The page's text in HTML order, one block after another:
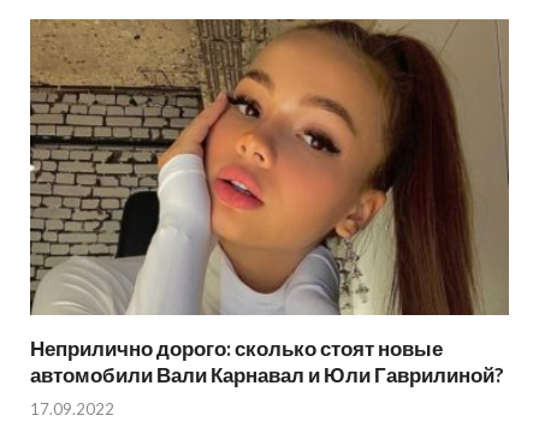
Неприлично дорого: сколько стоят новые
автомобили Вали Карнавал и Юли Гаврилиной?
17.09.2022